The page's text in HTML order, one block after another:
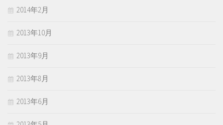
2014年2月
2013年10月
2013年9月
2013年8月
2013年6月